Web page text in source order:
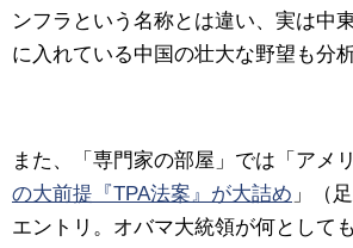
ンフラという名称とは違い、実は中
に入れている中国の壮大な野望も分
また、「専門家の部屋」では「アメ
の大前提『TPA法案』が大詰め 」（
エントリ。オバマ大統領が何として